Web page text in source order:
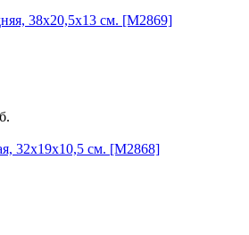
38х20,5х13 см. [M2869]
32х19х10,5 см. [M2868]